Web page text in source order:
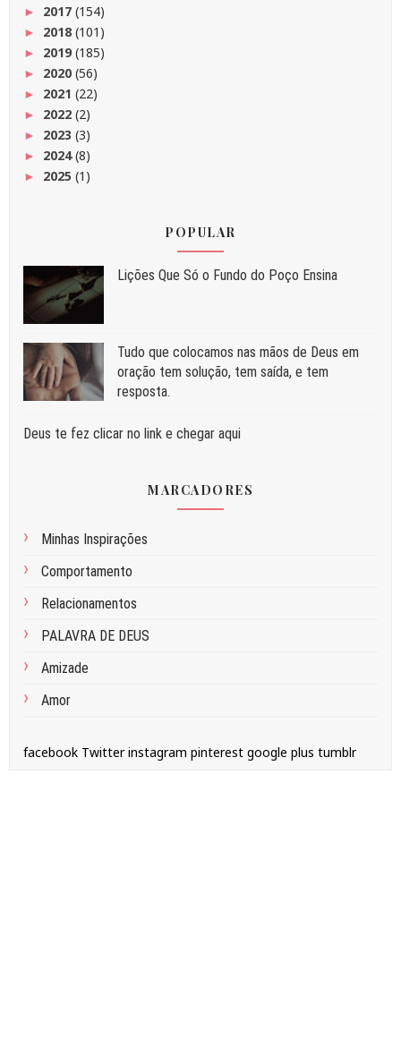
► 2017 (154)
► 2018 (101)
► 2019(185)
► 2020 (56)
► 2021 (22)
► 2022 (2)
► 2023 (3)
► 2024(8)
► 2025 (1)
POPULAR
Liç⁠ões Que Só o Fundo do Poço Ensina
Tudo que colocamos nas mãos de Deus em
oração tem solução, tem saída, e tem
resposta.
Deus te fez clicar no link e chegar aqui
MARCADORES
Minhas Inspirações
Comportamento
Relacionamentos
PALAVRA DE DEUS
Amizade
Amor
facebook Twitter instagram pinterest google plus tumblr